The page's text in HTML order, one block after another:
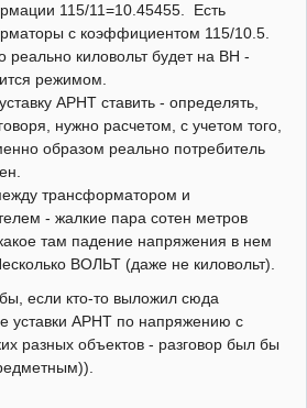
115/11=10.45455. Есть
с коэффициентом 115/10.5.
реально киловольт будет на ВН -
режимом.
АРНТ ставить - определять,
нужно расчетом, с учетом того,
образом реально потребитель
трансформатором и
- жалкие пара сотен метров
там падение напряжения в нем
ВОЛЬТ (даже не киловольт).
если кто-то выложил сюда
уставки АРНТ по напряжению с
разных объектов - разговор был бы